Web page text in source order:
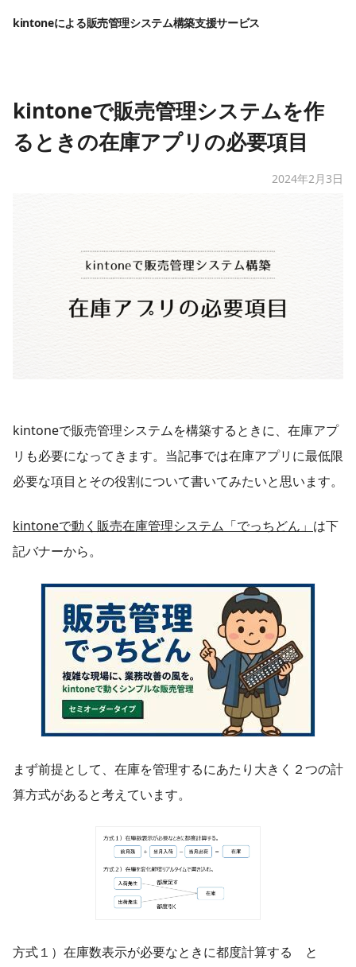
kintoneによる販売管理システム構築支援サービス
kintoneで販売管理システムを作
るときの在庫アプリの必要項目
2024年2月3日
kintoneで販売管理システムを構築するときに、在庫アプ
リも必要になってきます。当記事では在庫アプリに最低限
必要な項目とその役割について書いてみたいと思います。
kintoneで動く販売在庫管理システム「でっちどん」 は下
記バナーから。
まず前提として、在庫を管理するにあたり大きく２つの計
算方式があると考えています。
方式１）在庫数表示が必要なときに都度計算する と